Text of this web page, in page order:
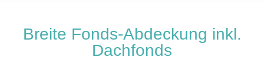
Breite Fonds-Abdeckung inkl.
Dachfonds